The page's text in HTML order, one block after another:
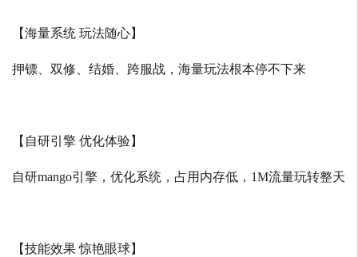
【海量系统 玩法随心】
押镖、双修、结婚、跨服战，海量玩法根本停不下来
【自研引擎 优化体验】
自研mango引擎，优化系统，占用内存低， 1M流量玩转整天
【技能效果 惊艳眼球】